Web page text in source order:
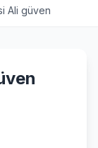
Ali güven